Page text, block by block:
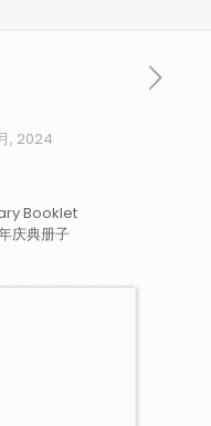
, 2024
Booklet
庆典册子